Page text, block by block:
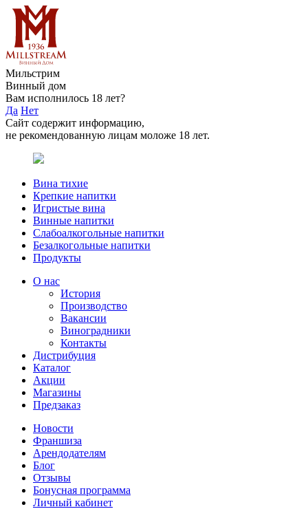
Мильстрим
Винный дом
Вам исполнилось 18 лет?
Да Нет
Сайт содержит информацию,
не рекомендованную лицам моложе 18 лет.
Вина тихие
Крепкие напитки
Игристые вина
Винные напитки
Слабоалкогольные напитки
Безалкогольные напитки
Продукты
О нас
История
Производство
Вакансии
Виноградники
Контакты
Дистрибуция
Каталог
Акции
Магазины
Предзаказ
Новости
Франшиза
Арендодателям
Блог
Отзывы
Бонусная программа
Личный кабинет